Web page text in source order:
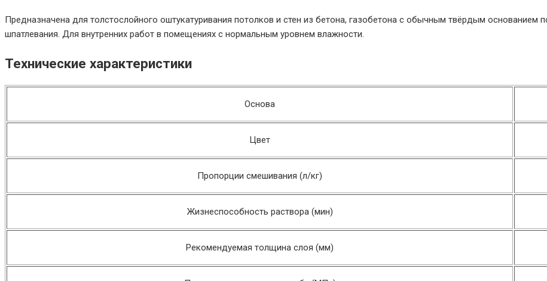
Предназначена для толстослойного оштукатуривания потолков и стен из бетона, газобетона с обычным твёрдым основанием
шпатлевания. Для внутренних работ в помещениях с нормальным уровнем влажности.
Технические характеристики
Основа
Цвет
Пропорции смешивания (л/кг)
Жизнеспособность раствора (мин)
Рекомендуемая толщина слоя (мм)